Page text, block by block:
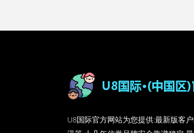
U8国际官方网站为您提供:最新版客